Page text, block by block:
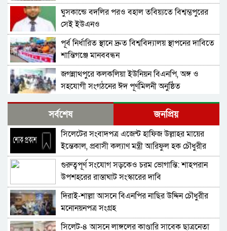
ঘুসকান্ডে বদলির পরও বহাল তবিয়্যতে বিশ্বম্ভপুরের
সেই ইউএনও
পূর্ব নির্ধারিত স্থানে দ্রুত বিশ্ববিদ্যালয় স্থাপনের দাবিতে
শান্তিগঞ্জে মানববন্ধন
জগন্নাথপুরে কলকলিয়া ইউনিয়ন বিএনপি, অঙ্গ ও
সহযোগী সংগঠনের ঈদ পূর্ণমিলনী অনুষ্ঠিত
বাংলাদেশ জামায়াতে ইসলামীর আমির ডা. শফিকুর
রহমান বলেছেন গণহত্যার বিচার করতে হবে
নিখোঁজ সংবাদ
ই-সিম বাংলাদেশে পিছিয়ে কেন?
দোয়ারায় স্বেচ্ছা সেবক লী গ নেতাসহ যু বলীগ সদস্য
গ্রে*ফতার
সর্বশেষ জনপ্রিয়
সিলেটের সংবাদপত্র এজেন্ট হাফিজ উল্লাহর মায়ের
ইন্তেকাল, প্রবাসী কল্যাণ মন্ত্রী আরিফুল হক চৌধুরীর
শোক
গুরুত্বপূর্ণ সংযোগ সড়কেও চরম ভোগান্তি: শাহপরান
উপশহরের রাস্তাঘাট সংস্কারের দাবি
দিরাই-শাল্লা আসনে বিএনপির নাছির উদ্দিন চৌধুরীর
মনোনয়নপত্র সংগ্রহ
সিলেট-৪ আসনে লাঙ্গলের কাণ্ডারি সাবেক ছাত্রনেতা